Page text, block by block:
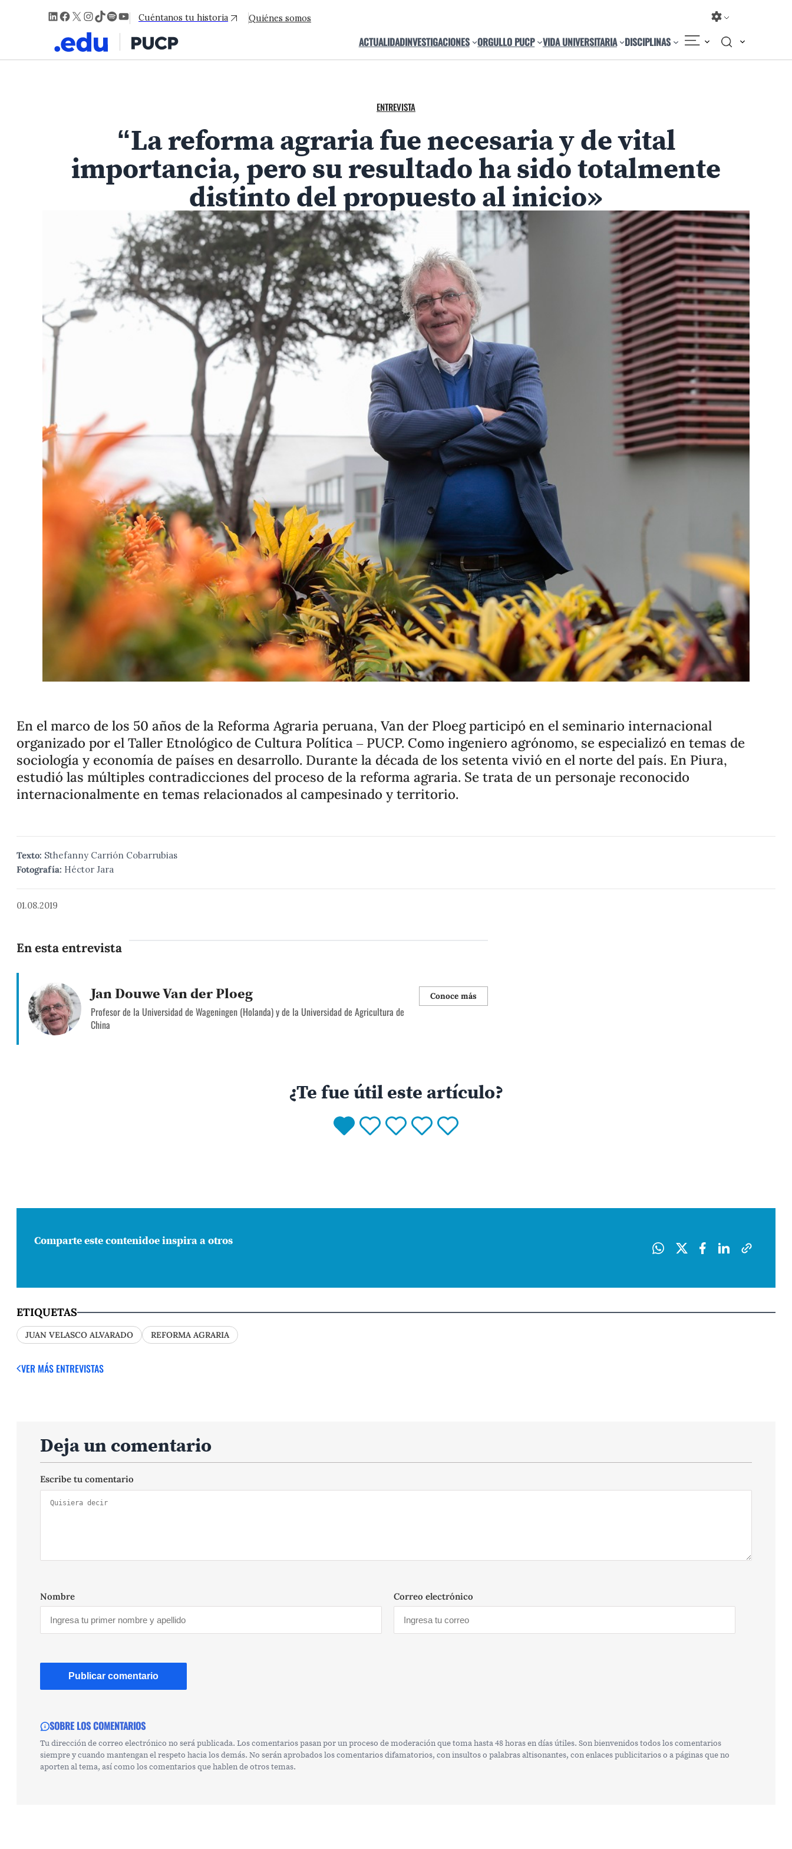
LinkedIn
Facebook
X Instagram
TikTok
Spotify
YouTube
Cuéntanos tu historia Quiénes somos
ACTUALIDADINVESTIGACIONES ORGULLO PUCP VIDA UNIVERSITARIA DISCIPLINAS
ENTREVISTA
“La reforma agraria fue necesaria y de vital
importancia, pero su resultado ha sido totalmente
distinto del propuesto al inicio»
En el marco de los 50 años de la Reforma Agraria peruana, Van der Ploeg participó en el seminario internacional
organizado por el Taller Etnológico de Cultura Política – PUCP. Como ingeniero agrónomo, se especializó en temas de
sociología y economía de países en desarrollo. Durante la década de los setenta vivió en el norte del país. En Piura,
estudió las múltiples contradicciones del proceso de la reforma agraria. Se trata de un personaje reconocido
internacionalmente en temas relacionados al campesinado y territorio.
Texto: Sthefanny Carrión Cobarrubias
Fotografía: Héctor Jara
01.08.2019
En esta entrevista
Jan Douwe Van der Ploeg
Profesor de la Universidad de Wageningen (Holanda) y de la Universidad de Agricultura de
China
Conoce más
¿Te fue útil este artículo?
Comparte este contenidoe inspira a otros
ETIQUETAS
JUAN VELASCO ALVARADO REFORMA AGRARIA
VER MÁS ENTREVISTAS
Deja un comentario
Escribe tu comentario
Nombre Correo electrónico
SOBRE LOS COMENTARIOS
Tu dirección de correo electrónico no será publicada. Los comentarios pasan por un proceso de moderación que toma hasta 48 horas en días útiles. Son bienvenidos todos los comentarios
siempre y cuando mantengan el respeto hacia los demás. No serán aprobados los comentarios difamatorios, con insultos o palabras altisonantes, con enlaces publicitarios o a páginas que no
aporten al tema, así como los comentarios que hablen de otros temas.